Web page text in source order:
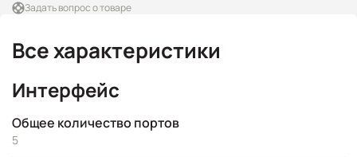
Задать вопрос о товаре
Все характеристики
Интерфейс
Общее количество портов
5